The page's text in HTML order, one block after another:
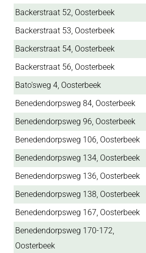
Backerstraat 52, Oosterbeek
Backerstraat 53, Oosterbeek
Backerstraat 54, Oosterbeek
Backerstraat 56, Oosterbeek
Bato'sweg 4, Oosterbeek
Benedendorpsweg 84, Oosterbeek
Benedendorpsweg 96, Oosterbeek
Benedendorpsweg 106, Oosterbeek
Benedendorpsweg 134, Oosterbeek
Benedendorpsweg 136, Oosterbeek
Benedendorpsweg 138, Oosterbeek
Benedendorpsweg 167, Oosterbeek
Benedendorpsweg 170-172,
Oosterbeek